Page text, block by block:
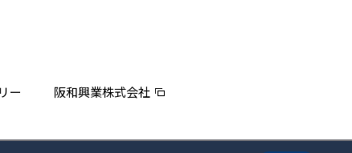
ー 阪和興業株式会社